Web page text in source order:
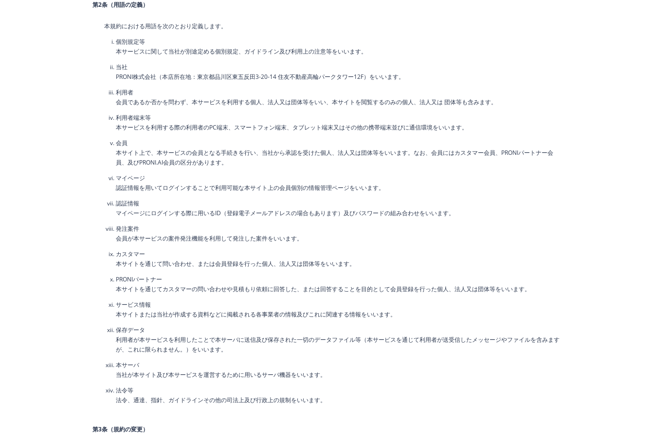
第2条（用語の定義）
本規約における用語を次のとおり定義します。
個別規定等
本サービスに関して当社が別途定める個別規定、ガイドライン及び利用上の注意等をいいます。
当社
PRONI株式会社（本店所在地：東京都品川区東五反田3-20-14 住友不動産高輪パークタワー12F）をいいます。
利用者
会員であるか否かを問わず、本サービスを利用する個人、法人又は団体等をいい、本サイトを閲覧するのみの個人、法人又は 団体等も含みます。
利用者端末等
本サービスを利用する際の利用者のPC端末、スマートフォン端末、タブレット端末又はその他の携帯端末並びに通信環境をいいます。
会員
本サイト上で、本サービスの会員となる手続きを行い、当社から承認を受けた個人、法人又は団体等をいいます。なお、会員にはカスタマー会員、PRONIパートナー会
員、及びPRONI.AI会員の区分があります。
マイページ
認証情報を用いてログインすることで利用可能な本サイト上の会員個別の情報管理ページをいいます。
認証情報
マイページにログインする際に用いるID（登録電子メールアドレスの場合もあります）及びパスワードの組み合わせをいいます。
発注案件
会員が本サービスの案件発注機能を利用して発注した案件をいいます。
カスタマー
本サイトを通じて問い合わせ、または会員登録を行った個人、法人又は団体等をいいます。
PRONIパートナー
本サイトを通じてカスタマーの問い合わせや見積もり依頼に回答した、または回答することを目的として会員登録を行った個人、法人又は団体等をいいます。
サービス情報
本サイトまたは当社が作成する資料などに掲載される各事業者の情報及びこれに関連する情報をいいます。
保存データ
利用者が本サービスを利用したことで本サーバに送信及び保存された一切のデータファイル等（本サービスを通じて利用者が送受信したメッセージやファイルを含みます
が、これに限られません。）をいいます。
本サーバ
当社が本サイト及び本サービスを運営するために用いるサーバ機器をいいます。
法令等
法令、通達、指針、ガイドラインその他の司法上及び行政上の規制をいいます。
第3条（規約の変更）